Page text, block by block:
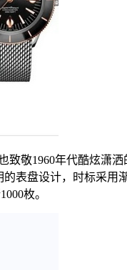
致敬1960年代酷炫潇
表盘设计，时标采用
枚。